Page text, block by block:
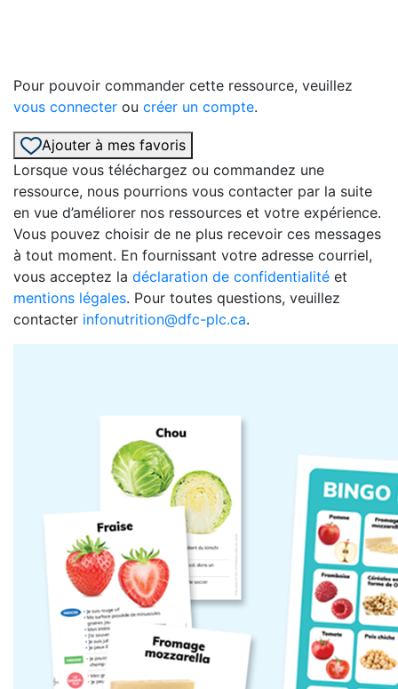
Pour pouvoir commander cette ressource, veuillez
vous connecter ou créer un compte.
Ajouter à mes favoris
Lorsque vous téléchargez ou commandez une
ressource, nous pourrions vous contacter par la suite
en vue d’améliorer nos ressources et votre expérience.
Vous pouvez choisir de ne plus recevoir ces messages
à tout moment. En fournissant votre adresse courriel,
vous acceptez la déclaration de confidentialité et
mentions légales. Pour toutes questions, veuillez
contacter infonutrition@dfc-plc.ca.